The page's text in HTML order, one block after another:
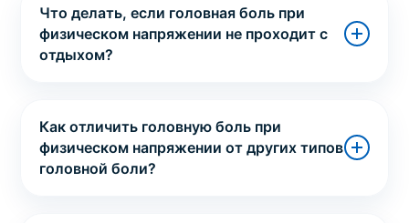
Что делать, если головная боль при
физическом напряжении не проходит с
отдыхом?
Как отличить головную боль при
физическом напряжении от других типов
головной боли?